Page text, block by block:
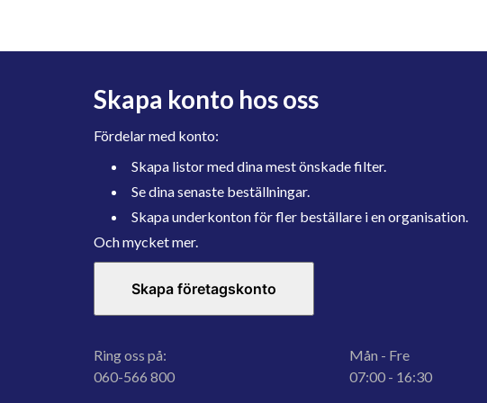
Skapa konto hos oss
Fördelar med konto:
Skapa listor med dina mest önskade filter.
Se dina senaste beställningar.
Skapa underkonton för fler beställare i en organisation.
Och mycket mer.
Skapa företagskonto
Ring oss på:
060-566 800
Mån - Fre
07:00 - 16:30